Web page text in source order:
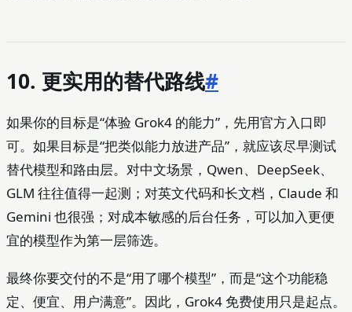
10. 更实用的替代路线#
如果你的目标是“体验 Grok4 的能力”，先用官方入口即
可。如果目标是“把类似能力放进产品”，就应该尽早测试
替代模型和路由层。对中文场景，Qwen、DeepSeek、
GLM 往往值得一起测；对英文代码和长文档，Claude 和
Gemini 也很强；对成本敏感的后台任务，可以加入更便
宜的模型作为第一层筛选。
最终你要交付的不是“用了哪个模型”，而是“这个功能稳
定、便宜、用户满意”。因此，Grok4 免费使用只是起点。